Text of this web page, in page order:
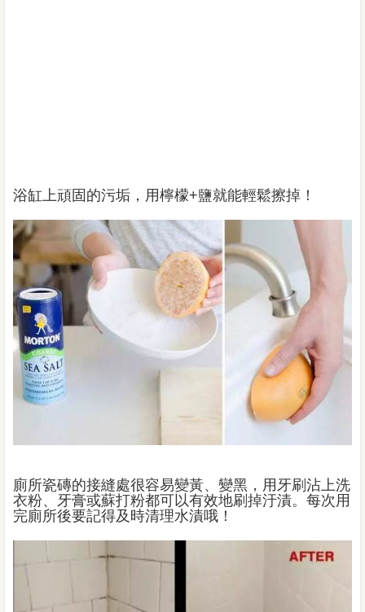
浴缸上頑固的污垢，用檸檬+鹽就能輕鬆擦掉！
廁所瓷磚的接縫處很容易變黃、變黑，用牙刷沾上洗
衣粉、牙膏或蘇打粉都可以有效地刷掉汙漬。每次用
完廁所後要記得及時清理水漬哦！